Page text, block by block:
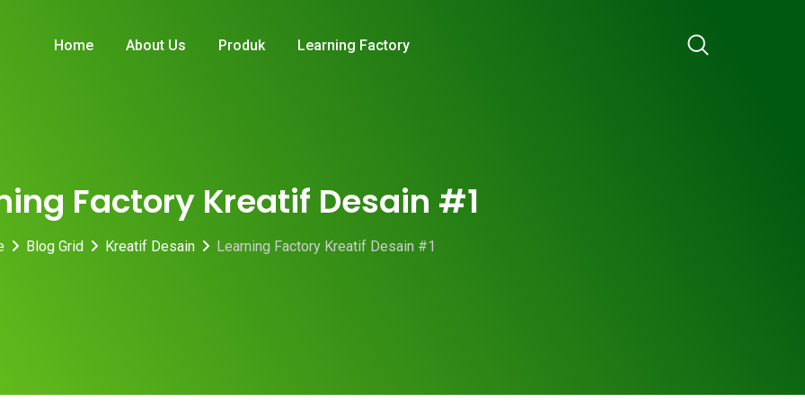
Home About Us Produk Learning Factory
Factory Kreatif Desain #1
Blog Grid Kreatif Desain Learning Factory Kreatif Desain #1